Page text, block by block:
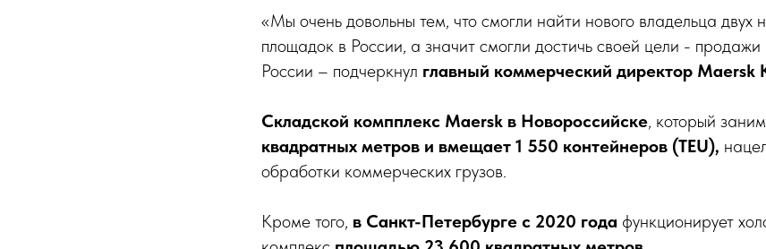
«Мы очень довольны тем, что смогли найти нового владельца двух
площадок в России, а значит смогли достичь своей цели -
России – подчеркнул главный коммерческий директор Maersk
Складской компплекс Maersk в Новороссийске, который
квадратных метров и вмещает 1 550 контейнеров (TEU),
обработки коммерческих грузов.
Кроме того, в Санкт-Петербурге с 2020 года функционирует